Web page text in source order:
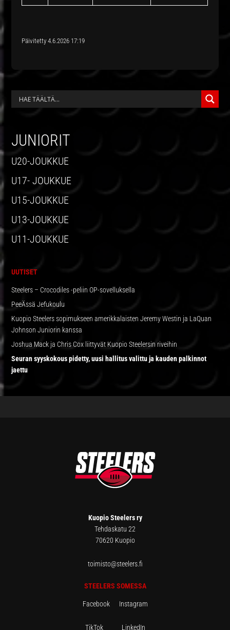
Päivitetty 4.6.2026 17:19
ENSISIJAINEN
JUNIORIT
U20-JOUKKUE
U17- JOUKKUE
U15-JOUKKUE
U13-JOUKKUE
U11-JOUKKUE
UUTISET
Steelers – Crocodiles -peliin OP-sovelluksella
PeeÄssä Jefukoulu
Kuopio Steelers sopimukseen amerikkalaisten Jeremy Westin ja LaQuan
Johnson Juniorin kanssa
Joshua Mack ja Chris Cox liittyvät Kuopio Steelersin riveihin
Seuran syyskokous pidetty, uusi hallitus valittu ja kauden palkinnot
jaettu
Kuopio Steelers ry
Tehdaskatu 22
70620 Kuopio
toimisto@steelers.fi
STEELERS SOMESSA
Facebook Instagram
TikTok LinkedIn